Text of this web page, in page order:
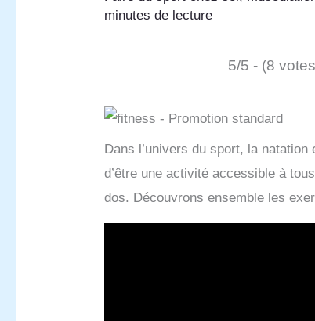
minutes de lecture
5/5 - (8
Dans l’univers du sport, la
d’être une activité accessible à
dos. Découvrons ensemble les